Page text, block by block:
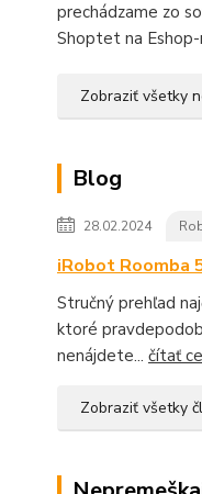
prechádzame zo
Shoptet na Eshop-
Zobraziť všetky
Blog
28.02.2024
iRobot Roomba
Stručný prehľad
ktoré
nenájdete... čítať
Zobraziť všetky